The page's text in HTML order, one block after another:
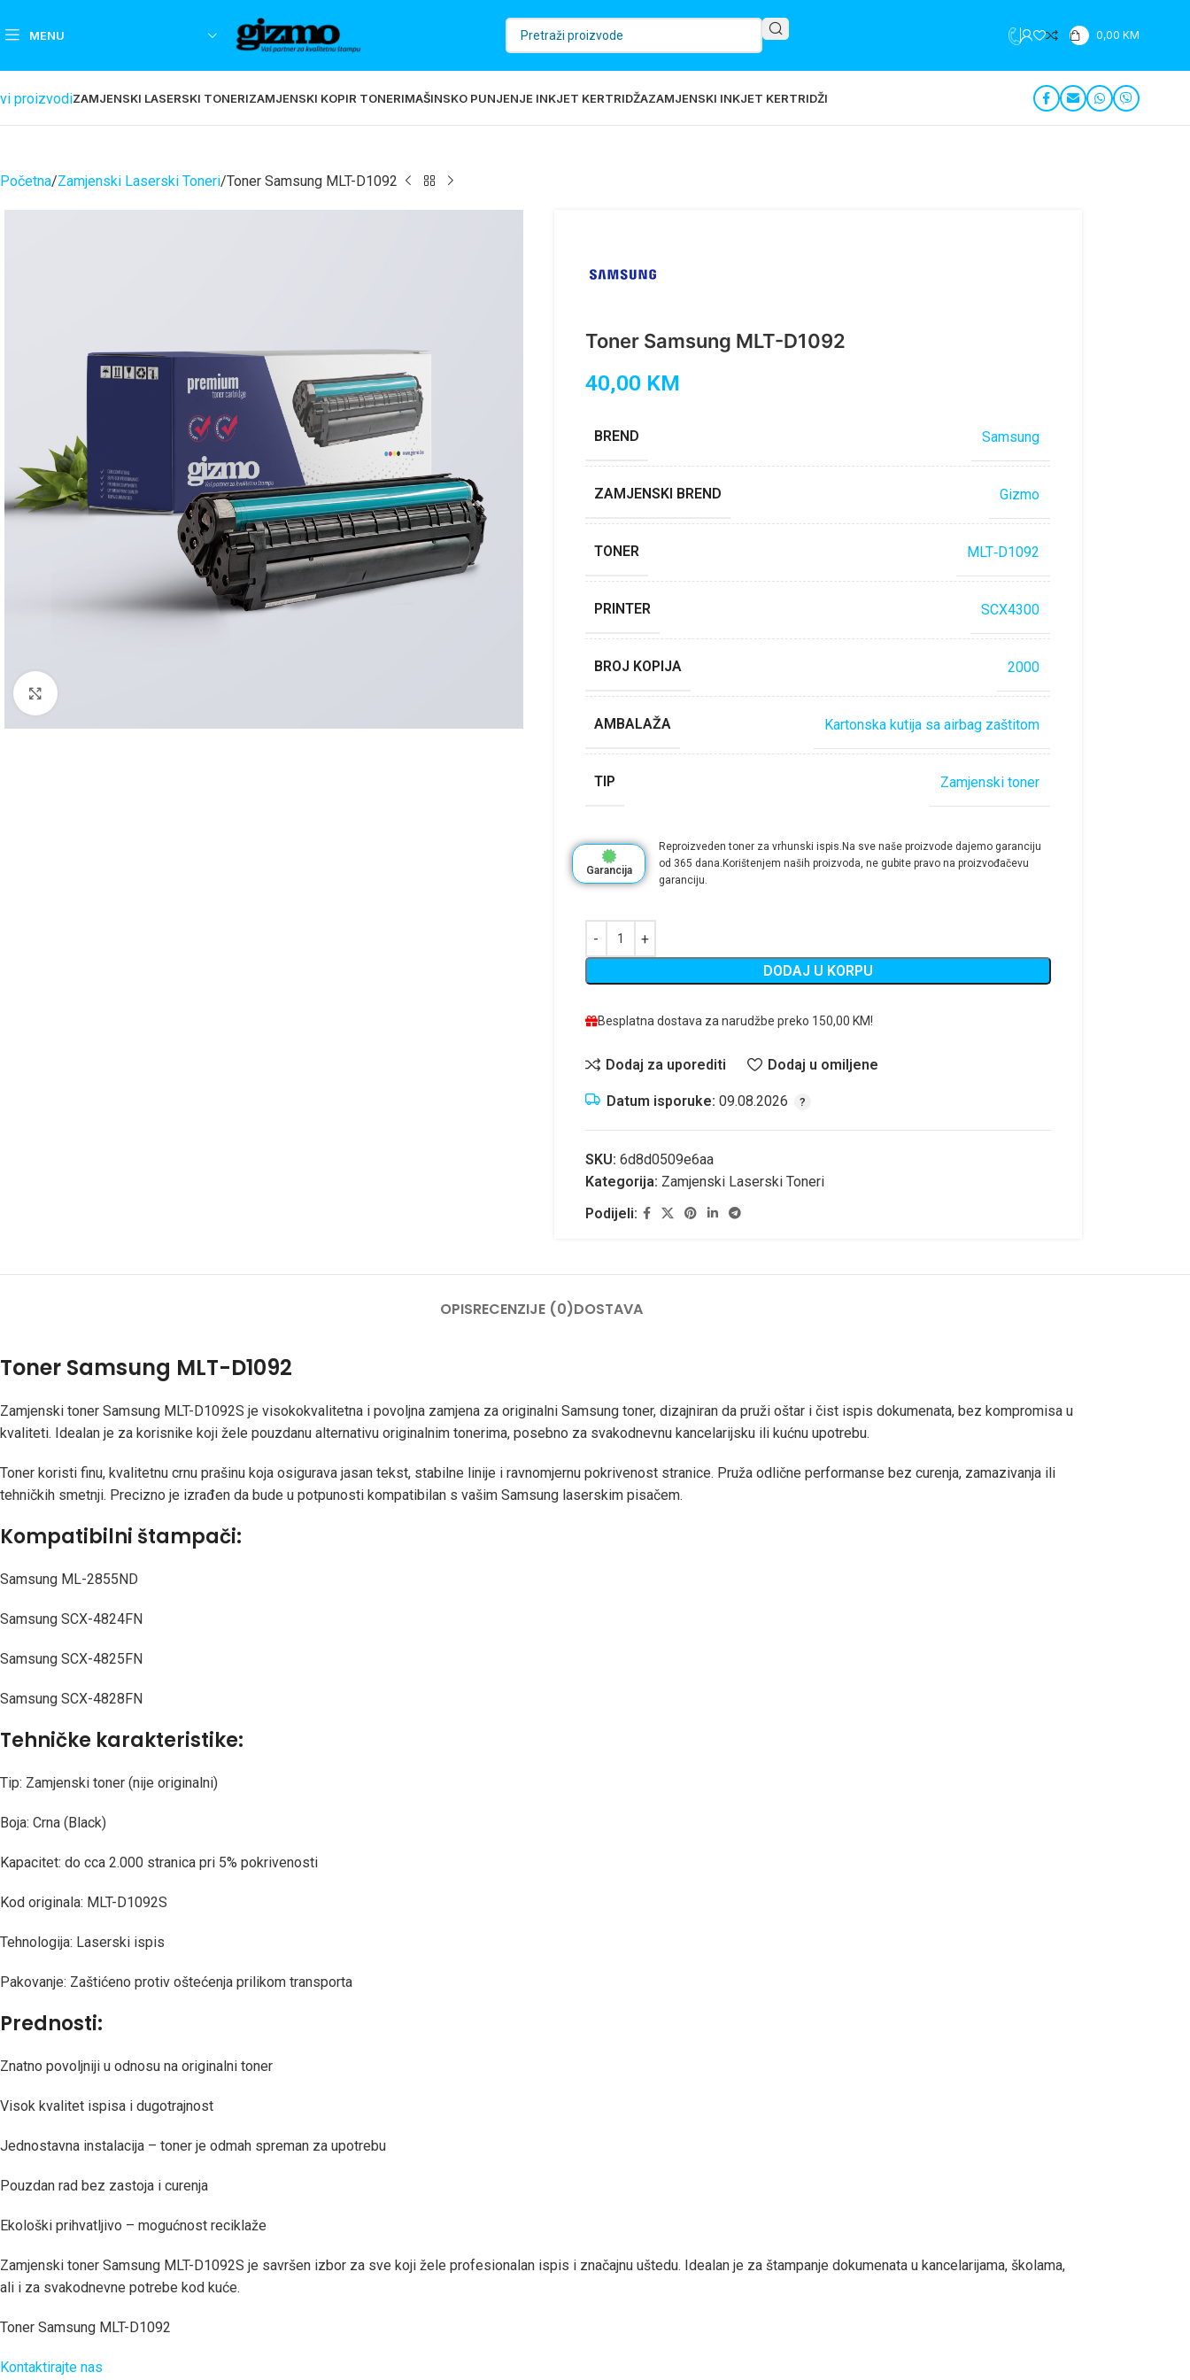
MENU 0,00 KM
proizvodiZAMJENSKI LASERSKI TONERIZAMJENSKI KOPIR TONERIMAŠINSKO PUNJENJE INKJET KERTRIDŽAZAMJENSKI INKJET KERTRIDŽI
Početna Zamjenski Laserski Toneri Toner Samsung MLT-D1092
Toner Samsung MLT-D1092
40,00 KM
BREND Samsung
ZAMJENSKI BREND Gizmo
TONER MLT‐D1092
PRINTER SCX4300
BROJ KOPIJA 2000
AMBALAŽA Kartonska kutija sa airbag zaštitom
TIP Zamjenski toner
Garancija
Reproizveden toner za vrhunski ispis.Na sve naše proizvode dajemo garanciju
od 365 dana.Korištenjem naših proizvoda, ne gubite pravo na proizvođačevu
garanciju.
DODAJ U KORPU
Besplatna dostava za narudžbe preko 150,00 KM!
Dodaj za uporediti Dodaj u omiljene
Datum isporuke: 09.08.2026
SKU: 6d8d0509e6aa
Kategorija: Zamjenski Laserski Toneri
Podijeli:
OPISRECENZIJE (0)DOSTAVA
Toner Samsung MLT-D1092
Zamjenski toner Samsung MLT-D1092S je visokokvalitetna i povoljna zamjena za originalni Samsung toner, dizajniran da pruži oštar i čist ispis dokumenata, bez kompromisa u
kvaliteti. Idealan je za korisnike koji žele pouzdanu alternativu originalnim tonerima, posebno za svakodnevnu kancelarijsku ili kućnu upotrebu.
Toner koristi finu, kvalitetnu crnu prašinu koja osigurava jasan tekst, stabilne linije i ravnomjernu pokrivenost stranice. Pruža odlične performanse bez curenja, zamazivanja ili
tehničkih smetnji. Precizno je izrađen da bude u potpunosti kompatibilan s vašim Samsung laserskim pisačem.
Kompatibilni štampači:
Samsung ML-2855ND
Samsung SCX-4824FN
Samsung SCX-4825FN
Samsung SCX-4828FN
Tehničke karakteristike:
Tip: Zamjenski toner (nije originalni)
Boja: Crna (Black)
Kapacitet: do cca 2.000 stranica pri 5% pokrivenosti
Kod originala: MLT-D1092S
Tehnologija: Laserski ispis
Pakovanje: Zaštićeno protiv oštećenja prilikom transporta
Prednosti:
Znatno povoljniji u odnosu na originalni toner
Visok kvalitet ispisa i dugotrajnost
Jednostavna instalacija – toner je odmah spreman za upotrebu
Pouzdan rad bez zastoja i curenja
Ekološki prihvatljivo – mogućnost reciklaže
Zamjenski toner Samsung MLT-D1092S je savršen izbor za sve koji žele profesionalan ispis i značajnu uštedu. Idealan je za štampanje dokumenata u kancelarijama, školama,
ali i za svakodnevne potrebe kod kuće.
Toner Samsung MLT-D1092
Kontaktirajte nas